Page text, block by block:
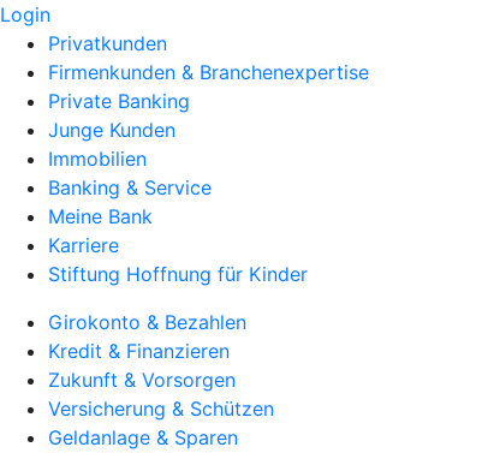
Login
Privatkunden
Firmenkunden & Branchenexpertise
Private Banking
Junge Kunden
Immobilien
Banking & Service
Meine Bank
Karriere
Stiftung Hoffnung für Kinder
Girokonto & Bezahlen
Kredit & Finanzieren
Zukunft & Vorsorgen
Versicherung & Schützen
Geldanlage & Sparen